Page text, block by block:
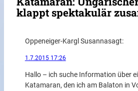
klappt spektakulär
Oppeneiger-Kargl Susannasagt:
1.7.2015 17:26
Hallo – ich suche Information über
Katamaran, den ich am Balaton in